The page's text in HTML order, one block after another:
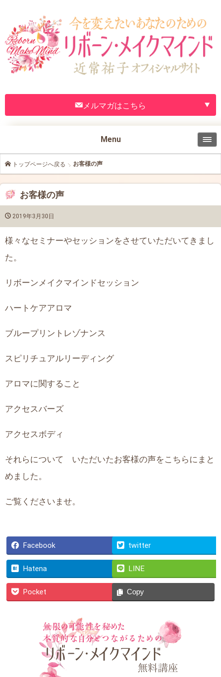
メルマガはこちら
Menu
トップページへ戻る お客様の声
お客様の声
2019年3月30日
様々なセミナーやセッションをさせていただいてきまし
た。
リボーンメイクマインドセッション
ハートケアアロマ
ブループリントレゾナンス
スピリチュアルリーディング
アロマに関すること
アクセスバーズ
アクセスボディ
それらについて いただいたお客様の声をこちらにまと
めました。
ご覧くださいませ。
Facebook twitter
Hatena LINE
Pocket Copy